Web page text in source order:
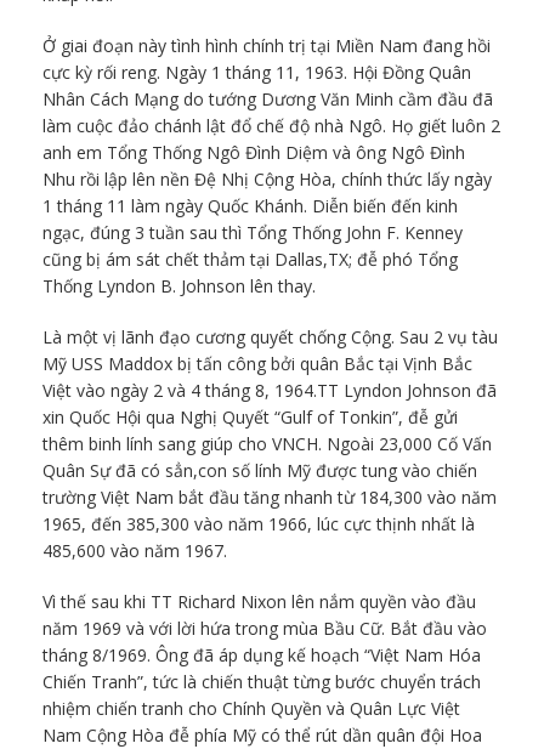
Ở giai đoạn này tình hình chính trị tại Miền Nam đang hồi
cực kỳ rối reng. Ngày 1 tháng 11, 1963. Hội Đồng Quân
Nhân Cách Mạng do tướng Dương Văn Minh cầm đầu đã
làm cuộc đảo chánh lật đổ chế độ nhà Ngô. Họ giết luôn 2
anh em Tổng Thống Ngô Đình Diệm và ông Ngô Đình
Nhu rồi lập lên nền Đệ Nhị Cộng Hòa, chính thức lấy ngày
1 tháng 11 làm ngày Quốc Khánh. Diễn biến đến kinh
ngạc, đúng 3 tuần sau thì Tổng Thống John F. Kenney
cũng bị ám sát chết thảm tại Dallas,TX; đễ phó Tổng
Thống Lyndon B. Johnson lên thay.
Là một vị lãnh đạo cương quyết chống Cộng. Sau 2 vụ tàu
Mỹ USS Maddox bị tấn công bởi quân Bắc tại Vịnh Bắc
Việt vào ngày 2 và 4 tháng 8, 1964.TT Lyndon Johnson đã
xin Quốc Hội qua Nghị Quyết “Gulf of Tonkin”, đễ gửi
thêm binh lính sang giúp cho VNCH. Ngoài 23,000 Cố Vấn
Quân Sự đã có sẳn,con số lính Mỹ được tung vào chiến
trường Việt Nam bắt đầu tăng nhanh từ 184,300 vào năm
1965, đến 385,300 vào năm 1966, lúc cực thịnh nhất là
485,600 vào năm 1967.
Vì thế sau khi TT Richard Nixon lên nắm quyền vào đầu
năm 1969 và với lời hứa trong mùa Bầu Cữ. Bắt đầu vào
tháng 8/1969. Ông đã áp dụng kế hoạch “Việt Nam Hóa
Chiến Tranh”, tức là chiến thuật từng bước chuyển trách
nhiệm chiến tranh cho Chính Quyền và Quân Lực Việt
Nam Cộng Hòa đễ phía Mỹ có thể rút dần quân đội Hoa